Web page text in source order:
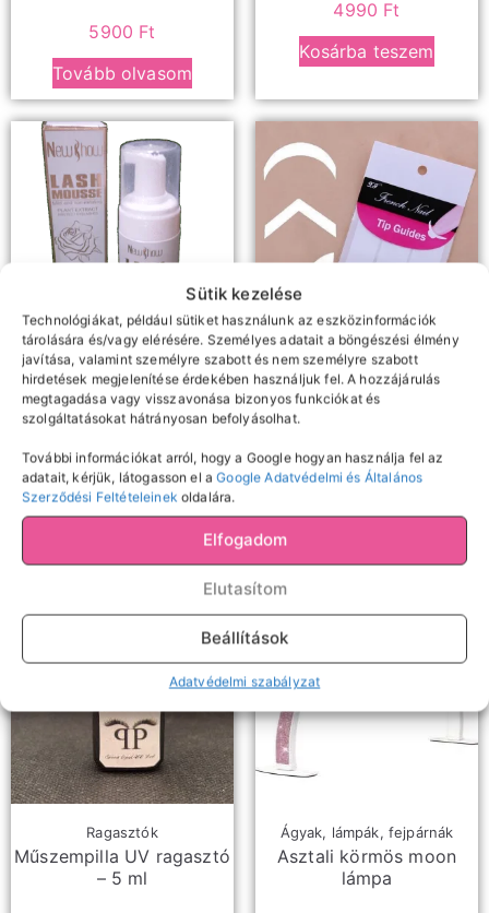
Sütik kezelése
Technológiákat, például sütiket használunk az eszközinformációk
tárolására és/vagy elérésére. Személyes adatait a böngészési élmény
javítása, valamint személyre szabott és nem személyre szabott
hirdetések megjelenítése érdekében használjuk fel. A hozzájárulás
megtagadása vagy visszavonása bizonyos funkciókat és
szolgáltatásokat hátrányosan befolyásolhat.
További információkat arról, hogy a Google hogyan használja fel az
adatait, kérjük, látogasson el aGoogle Adatvédelmi és Általános
Szerződési Feltételeinek oldalára.
Elfogadom
Elutasítom
Beállítások
Adatvédelmi szabályzat
5900 Ft
Tovább olvasom
4990 Ft
Kosárba teszem
Samponok, előkezelők,
oldószerek
Newshow szempilla
2490Ft
Díszítés
Francia műköröm sablon
Kosárba teszem
Ragasztók
Műszempilla UV ragasztó
– 5 ml
Ágyak, lámpák, fejpárnák
Asztali körmös moon
lámpa